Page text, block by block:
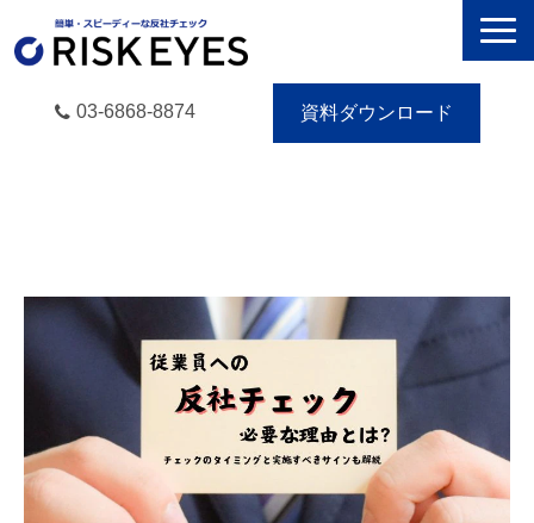
03-6868-8874 資料ダウンロード
セミナー／イベント
eBooks
お役立ち情報
無料トライアル